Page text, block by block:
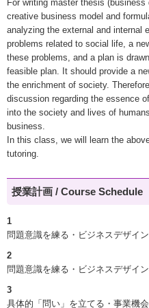
For writing master thesis
creative business model and
analyzing the external and internal
problems related to social life, a
these problems, and a plan is
feasible plan. It should provide a
the enrichment of society.
discussion regarding the essence
into the society and lives of
business.
In this class, we will learn the
tutoring.
授業計画 / Course Schedule
1
問題意識を練る・ビジネスデザイ
2
問題意識を練る・ビジネスデザイ
3
具体的「問い」を立てる・事業機